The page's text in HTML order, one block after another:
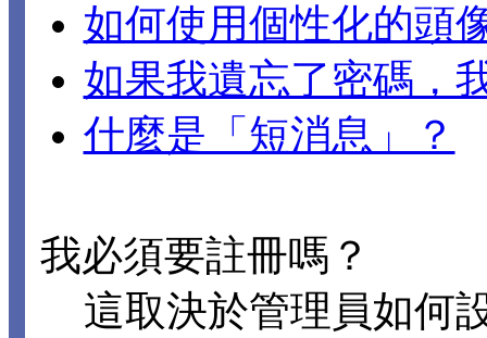
如何使用個性化的頭
如果我遺忘了密碼，
什麼是「短消息」？
我必須要註冊嗎？
這取決於管理員如何